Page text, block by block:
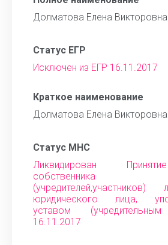
Долматова Елена Викторовна
Статус ЕГР
Исключен из ЕГР 16.11.2017
Краткое наименование
Долматова Елена Викторовна
Статус МНС
Ликвидирован
собственника
юридического лица,
уставом
16.11.2017